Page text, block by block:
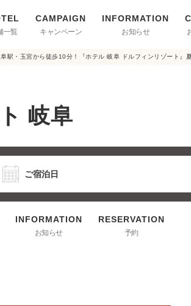
一覧 キャンペーン お知らせ
駅・玉宮から徒歩10分！『ホテル 岐阜 ドルフィンリゾート』
岐阜
お知らせ 予約